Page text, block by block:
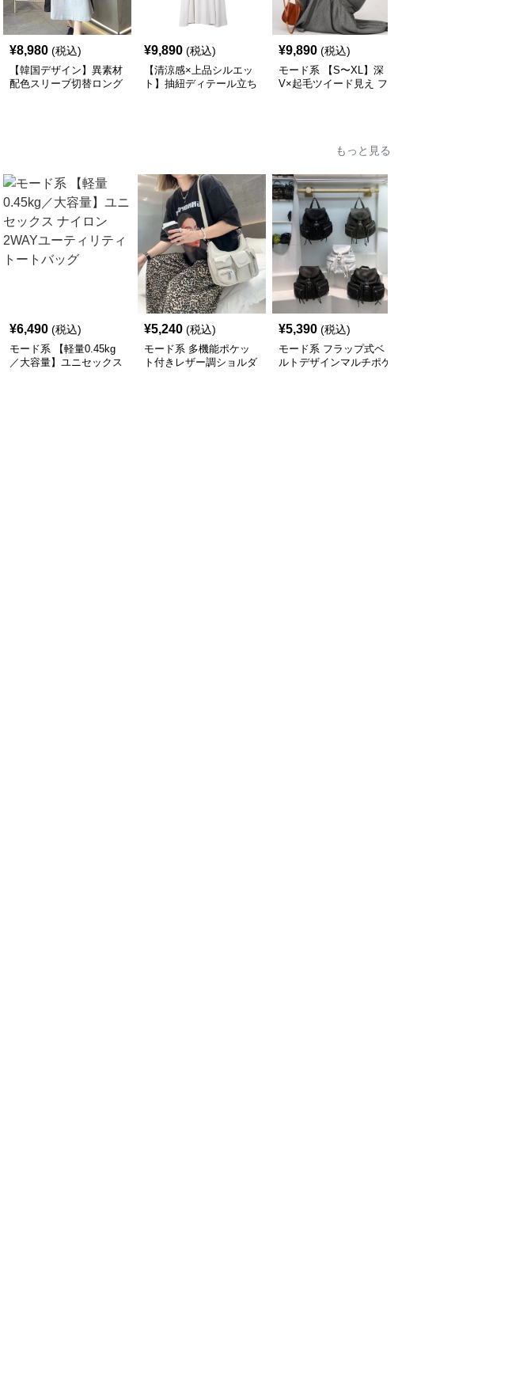
¥8,980 (税込)
【韓国デザイン】異素材
配色スリーブ切替ロング
¥9,890 (税込)
【清涼感×上品シルエッ
ト】抽紐ディテール立ち
¥9,890 (税込)
モード系 【S〜XL】深
V×起毛ツイード見え フ
もっと見る
¥6,490 (税込)
モード系 【軽量0.45kg
／大容量】ユニセックス
¥5,240 (税込)
モード系 多機能ポケッ
ト付きレザー調ショルダ
¥5,390 (税込)
モード系 フラップ式ベ
ルトデザインマルチポケ